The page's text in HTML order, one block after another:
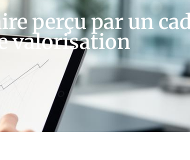
perçu par un
valorisation